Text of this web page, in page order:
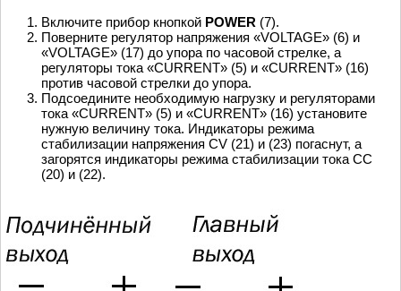
Включите прибор кнопкой POWER (7).
Поверните регулятор напряжения «VOLTAGE» (6) и
«VOLTAGE» (17) до упора по часовой стрелке, а
регуляторы тока «CURRENT» (5) и «CURRENT» (16)
против часовой стрелки до упора.
Подсоедините необходимую нагрузку и регуляторами
тока «CURRENT» (5) и «CURRENT» (16) установите
нужную величину тока. Индикаторы режима
стабилизации напряжения CV (21) и (23) погаснут, а
загорятся индикаторы режима стабилизации тока CC
(20) и (22).